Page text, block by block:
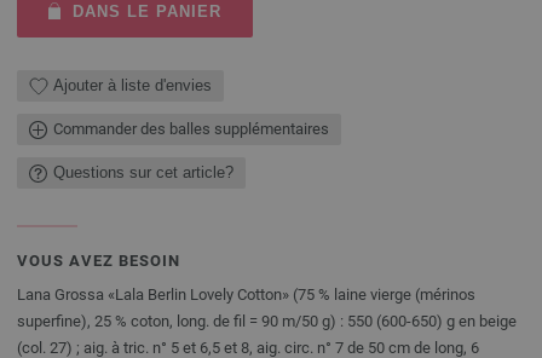
DANS LE PANIER
Ajouter à liste d'envies
Commander des balles supplémentaires
Questions sur cet article?
VOUS AVEZ BESOIN
Lana Grossa «Lala Berlin Lovely Cotton» (75 % laine vierge (mérinos
superfine), 25 % coton, long. de fil = 90 m/50 g) : 550 (600-650) g en beige
(col. 27) ; aig. à tric. n° 5 et 6,5 et 8, aig. circ. n° 7 de 50 cm de long, 6